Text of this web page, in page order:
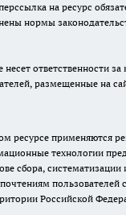
на ресурс
нормы
несет ответственности
размещенные на
ресурсе применяются
технологии
сбора, систематизации
пользователей
Российской